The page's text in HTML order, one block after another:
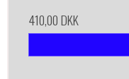
410,00 DKK